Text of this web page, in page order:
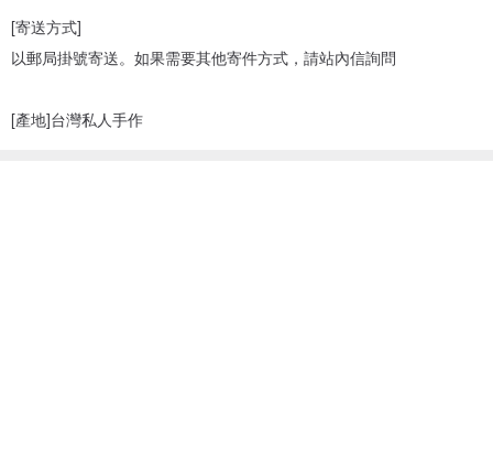
[寄送方式]
以郵局掛號寄送。如果需要其他寄件方式，請站內信詢問
[產地]台灣私人手作